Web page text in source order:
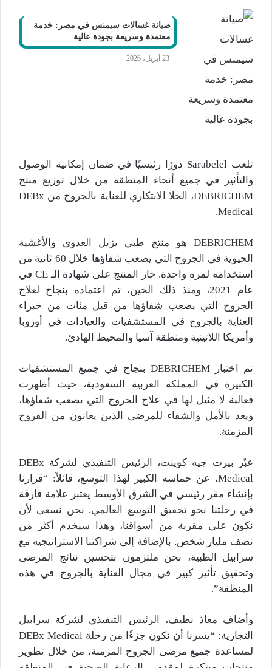
صيانة غسالات سيمنس في مصر: خدمة
معتمدة وسريعة بجودة عالية
23 أبريل، 2026
تلعب Sarabelel دورًا رئيسيًا في ضمان إمكانية الوصول
والتأثير في جميع أنحاء المنطقة من خلال توزيع منتج
DEBRICHEM، الحلا الابتكاري للعناية بالجروح من DEBx
Medical.
DEBRICHEM هو منتج طبي يزيل العدوى والأغشية
الحيوية في الجروح التي يصعب شفاؤها خلال 60 ثانية من
استخدامه لمرة واحدة. حاز المنتج على شهادة الـ CE في
عام 2021، ومنذ ذلك الحين، تم اعتماده بنجاح لعلاج
الجروح التي يصعب شفاؤها من قبل مئات من خبراء
العناية بالجروح في المستشفيات والعيادات في أوروبا
وأمريكا اللاتينية ومنطقة آسيا والمحيط الهادئ.
تم اختبار DEBRICHEM بنجاح في جميع المستشفيات
الكبيرة في المملكة العربية السعودية، حيث أظهرت
فعالية لا مثيل لها في علاج الجروح التي يصعب شفاؤها،
ويعد بالأمل والشفاء للمرضى الذين يعانون من القروح
المزمنة.
عبّر بيرت جيه كوينت، الرئيس التنفيذي لشركة DEBx
Medical، عن حماسه الكبير لهذا التوسع، قائلاً: “قرارنا
بإنشاء مقر رئيسي في الشرق الأوسط يعتبر علامة فارقة
في رحلتنا نحو تحقيق التوسع العالمي. نحن نسعى لأن
نكون على مقربة من أسواقنا، وهذا سيخدم أكثر من
نصف مليار شخص. بالإضافة إلى شراكتنا الاستراتيجية مع
سرابيل الطبية، نحن ملتزمون بتحسين نتائج المرضى
وتحقيق تأثير كبير في مجال العناية بالجروح في هذه
المنطقة”.
وأضاف معاذ نظيف، الرئيس التنفيذي لشركة سرابيل
التجارية: “يسرنا أن نكون جزءًا من رحلة DEBx Medical
لمساعدة جميع مرضى الجروح المزمنة، من خلال تطوير